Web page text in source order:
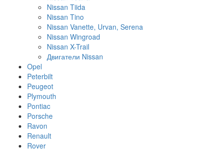
Nissan Tiida
Nissan Tino
Nissan Vanette, Urvan, Serena
Nissan Wingroad
Nissan X-Trail
Двигатели Nissan
Opel
Peterbilt
Peugeot
Plymouth
Pontiac
Porsche
Ravon
Renault
Rover